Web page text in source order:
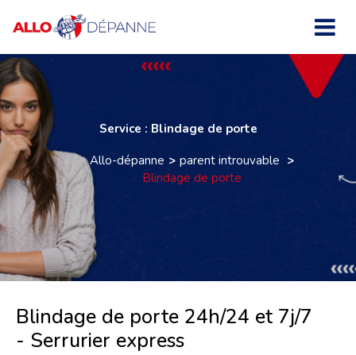
Service : Blindage de porte
Allo-dépanne
parent introuvable
Blindage de porte
Blindage de porte 24h/24 et 7j/7
- Serrurier express